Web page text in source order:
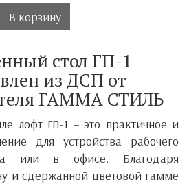
В корзину
стол ГП-1
из ДСП от
ГАММА СТИЛЬ
лофт ГП-1 – это практичное и
для устройства рабочего
или в офисе. Благодаря
и сдержанной цветовой гамме